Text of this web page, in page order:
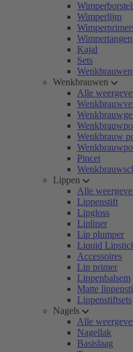
Wimperlijm
Wimpertangen
Kajal
Sets
Wenkbrauwen
Wenkbrauwen
Alle
Wenkbrauw
Pincet
Lippen
Alle
Lippenstift
Lipgloss
Lipliner
Lip plumper
Liquid
Accessoires
Lip primer
Lippenbalsem
Matte
Lippenstiftsets
Nagels
Alle
Nagellak
Basislaag